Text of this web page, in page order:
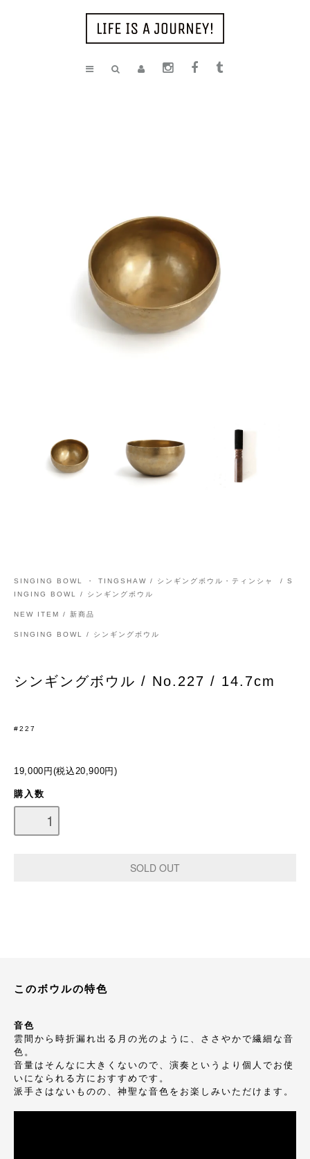
SINGING BOWL ・ TINGSHAW / シンギングボウル・ティンシャ /
S
INGING BOWL / シンギングボウル
NEW ITEM / 新商品
SINGING BOWL / シンギングボウル
シンギングボウル / No.227 / 14.7cm
#227
19,000円(税込20,900円)
購入数
このボウルの特色
音色
雲間から時折漏れ出る月の光のように、ささやかで繊細な音
色。
音量はそんなに大きくないので、演奏というより個人でお使
いになられる方におすすめです。
派手さはないものの、神聖な音色をお楽しみいただけます。